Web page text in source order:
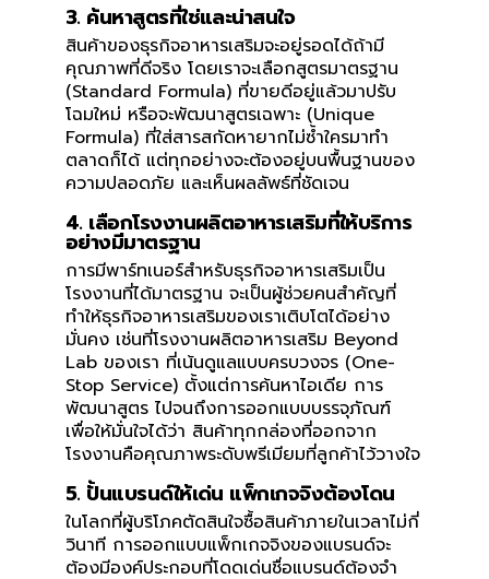
3. ค้นหาสูตรที่ใช่และน่าสนใจ
สินค้าของธุรกิจอาหารเสริมจะอยู่รอดได้ถ้ามี
คุณภาพที่ดีจริง โดยเราจะเลือกสูตรมาตรฐาน
(Standard Formula) ที่ขายดีอยู่แล้วมาปรับ
โฉมใหม่ หรือจะพัฒนาสูตรเฉพาะ (Unique
Formula) ที่ใส่สารสกัดหายากไม่ซ้ำใครมาทำ
ตลาดก็ได้ แต่ทุกอย่างจะต้องอยู่บนพื้นฐานของ
ความปลอดภัย และเห็นผลลัพธ์ที่ชัดเจน
4. เลือกโรงงานผลิตอาหารเสริมที่ให้บริการ
อย่างมีมาตรฐาน
การมีพาร์ทเนอร์สำหรับธุรกิจอาหารเสริมเป็น
โรงงานที่ได้มาตรฐาน จะเป็นผู้ช่วยคนสำคัญที่
ทำให้ธุรกิจอาหารเสริมของเราเติบโตได้อย่าง
มั่นคง เช่นที่โรงงานผลิตอาหารเสริม Beyond
Lab ของเรา ที่เน้นดูแลแบบครบวงจร (One-
Stop Service) ตั้งแต่การค้นหาไอเดีย การ
พัฒนาสูตร ไปจนถึงการออกแบบบรรจุภัณฑ์
เพื่อให้มั่นใจได้ว่า สินค้าทุกกล่องที่ออกจาก
โรงงานคือคุณภาพระดับพรีเมียมที่ลูกค้าไว้วางใจ
5. ปั้นแบรนด์ให้เด่น แพ็กเกจจิงต้องโดน
ในโลกที่ผู้บริโภคตัดสินใจซื้อสินค้าภายในเวลาไม่กี่
วินาที การออกแบบแพ็กเกจจิงของแบรนด์จะ
ต้องมีองค์ประกอบที่โดดเด่นชื่อแบรนด์ต้องจำ